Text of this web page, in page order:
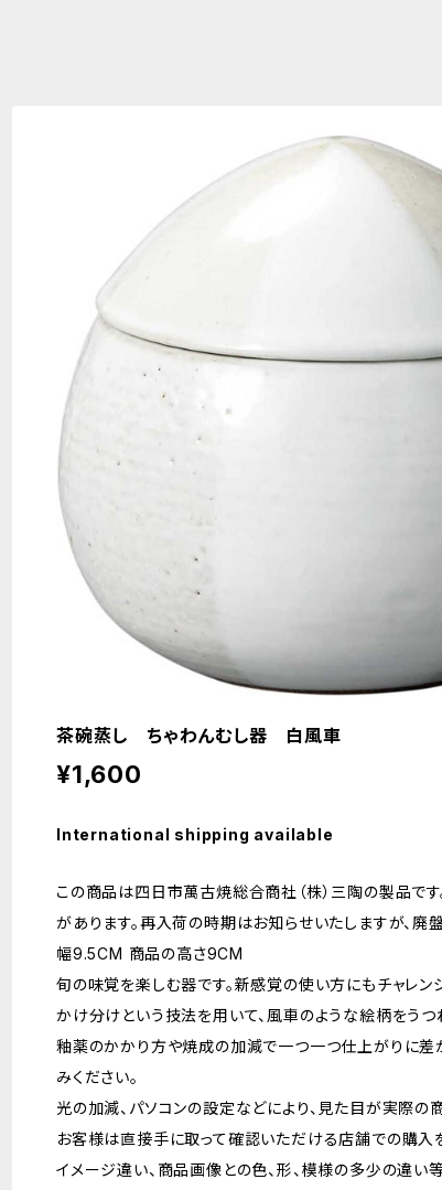
茶碗蒸し ちゃわんむし器 白風車
¥1,600
International shipping available
この商品は四日市萬古焼総合商社（株）三陶の製品で
があります。再入荷の時期はお知らせいたしますが、廃
幅9.5CM 商品の高さ9CM
旬の味覚を楽しむ器です。新感覚の使い方にもチャレン
かけ分けという技法を用いて、風車のような絵柄をうつ
釉薬のかかり方や焼成の加減で一つ一つ仕上がりに差
みください。
光の加減、パソコンの設定などにより、見た目が実際の
お客様は直接手に取って確認いただける店舗での購入
イメージ違い、商品画像との色、形、模様の多少の違い